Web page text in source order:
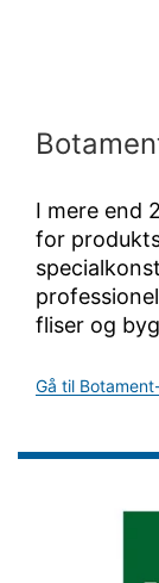
I mere end
for
fliser og
Gå til